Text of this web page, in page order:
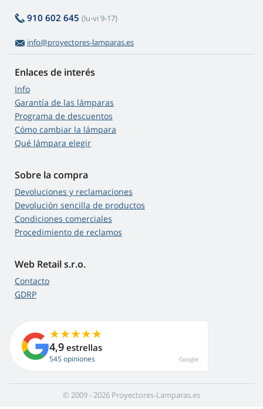
910 602 645 (lu-vi 9-17)
info@proyectores-lamparas.es
Enlaces de interés
Info
Garantía de las lámparas
Programa de descuentos
Cómo cambiar la lámpara
Qué lámpara elegir
Sobre la compra
Devoluciones y reclamaciones
Devolución sencilla de productos
Condiciones comerciales
Procedimiento de reclamos
Web Retail s.r.o.
Contacto
GDRP
4,9 estrellas
545 opiniones Google
© 2009 - 2026 Proyectores-Lamparas.es